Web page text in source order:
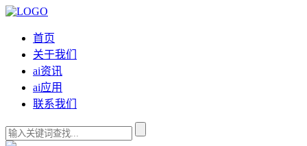
首页
关于我们
ai资讯
ai应用
联系我们